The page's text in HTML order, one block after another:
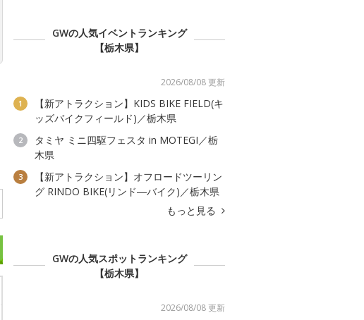
GWの人気イベントランキング
【栃木県】
2026/08/08 更新
1
【新アトラクション】KIDS BIKE FIELD(キ
ッズバイクフィールド)／栃木県
2
タミヤ ミニ四駆フェスタ in MOTEGI／栃
木県
3
【新アトラクション】オフロードツーリン
グ RINDO BIKE(リンド―バイク)／栃木県
もっと見る
GWの人気スポットランキング
【栃木県】
2026/08/08 更新